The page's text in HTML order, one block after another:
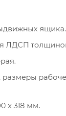
ящика.
ЛДСП
х 318 мм.